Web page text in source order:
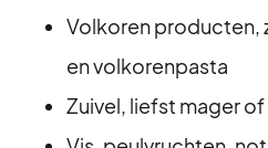
Volkoren producten,
en volkorenpasta
Zuivel, liefst mager